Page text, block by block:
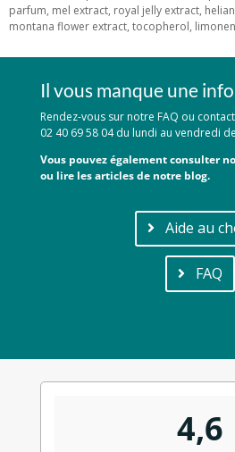
parfum, mel extract, royal jelly extract,
montana flower extract, tocopherol,
Il vous manque une info
Rendez-vous sur notre FAQ ou
02 40 69 58 04 du lundi au vendredi
Vous pouvez également consulter
ou lire les articles de notre blog.
Aide au
FAQ
4,6